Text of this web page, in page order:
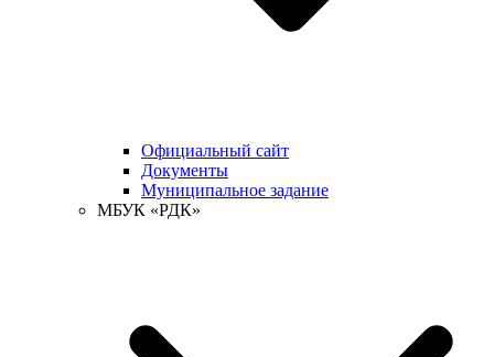
Официальный сайт
Документы
Муниципальное задание
МБУК «РДК»